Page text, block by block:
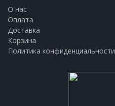
О нас
Оплата
Доставка
Корзина
Политика конфиденциальности